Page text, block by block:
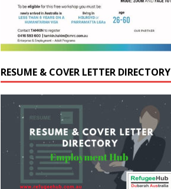
RESUME & COVER LETTER DIRECTORY